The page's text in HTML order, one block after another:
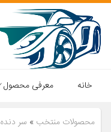
خانه معرفی محصول
محصولات منتخب » سر دنده